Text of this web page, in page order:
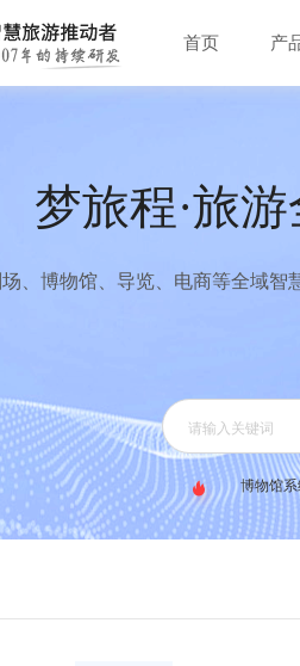
首页 产
梦旅程·旅
、博物馆、导览、电商等全域
博物馆